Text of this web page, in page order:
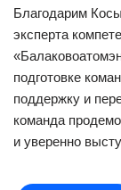
Благодарим
эксперта
подготовке
поддержку и
команда
и уверенно